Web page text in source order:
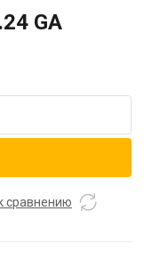
GA
сравнению